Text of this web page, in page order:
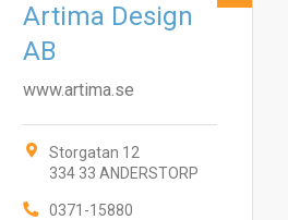
Artima Design
AB
www.artima.se
Storgatan 12
334 33 ANDERSTORP
0371-15880